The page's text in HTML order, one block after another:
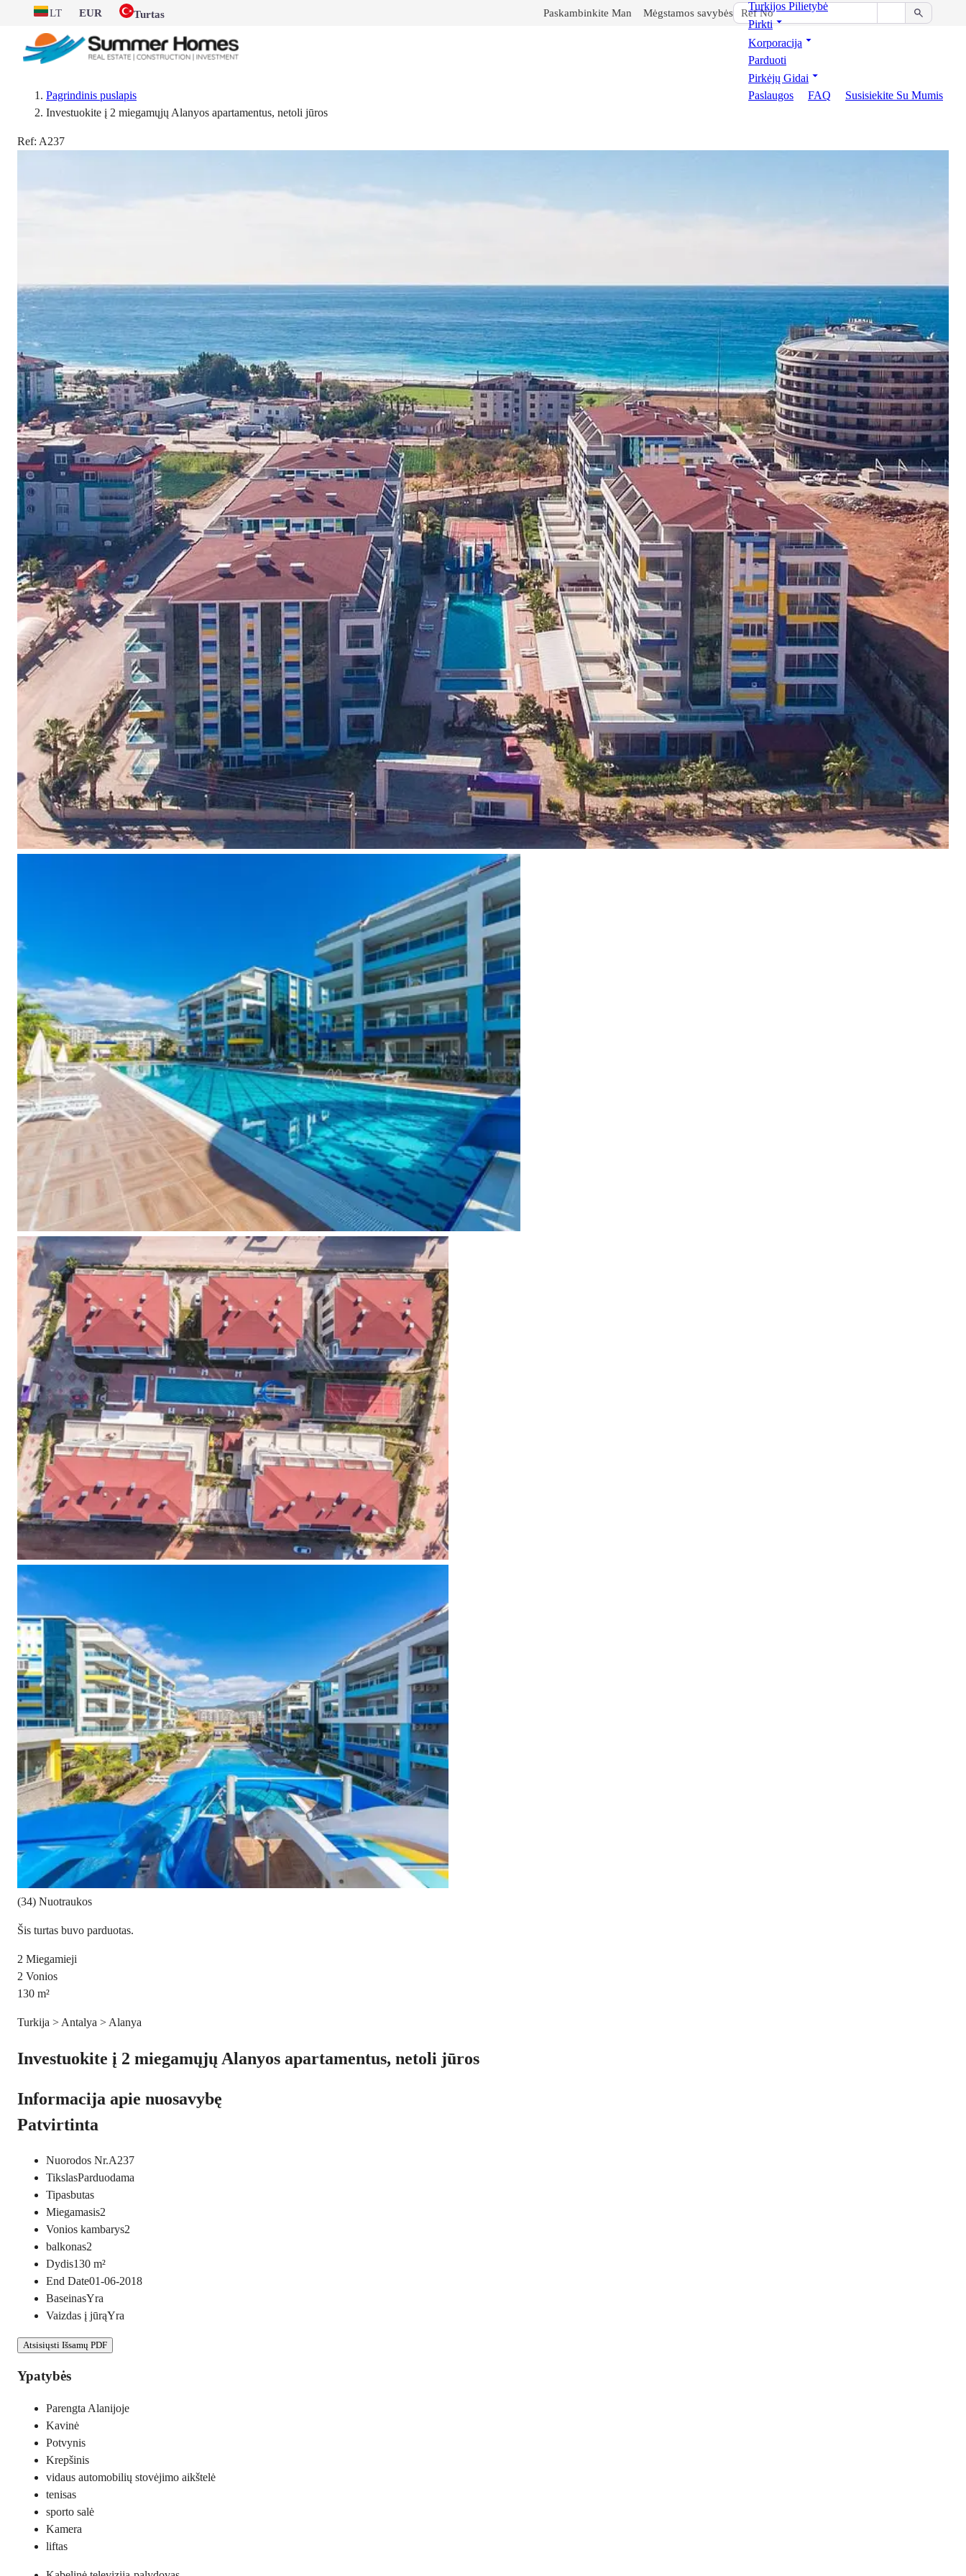
LT EUR Turtas Paskambinkite Man Mėgstamos savybės
Turkijos Pilietybė
Pirkti
Korporacija
Parduoti
Pirkėjų Gidai
Paslaugos
FAQ Susisiekite Su Mumis
Pagrindinis puslapis
Investuokite į 2 miegamųjų Alanyos apartamentus, netoli jūros
Ref: A237
(34) Nuotraukos
Šis turtas buvo parduotas.
2 Miegamieji
2 Vonios
130 m²
Turkija > Antalya > Alanya
Investuokite į 2 miegamųjų Alanyos apartamentus, netoli jūros
Informacija apie nuosavybę
Patvirtinta
Nuorodos Nr.A237
TikslasParduodama
Tipasbutas
Miegamasis2
Vonios kambarys2
balkonas2
Dydis130 m²
End Date01-06-2018
BaseinasYra
Vaizdas į jūrąYra
Atsisiųsti Išsamų PDF
Ypatybės
Parengta Alanijoje
Kavinė
Potvynis
Krepšinis
vidaus automobilių stovėjimo aikštelė
tenisas
sporto salė
Kamera
liftas